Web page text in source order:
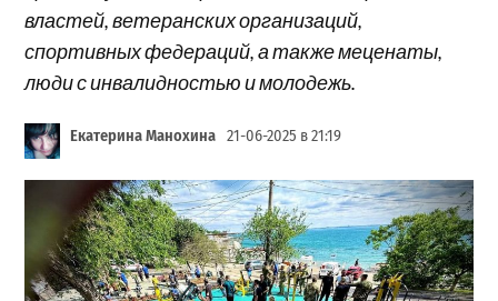
властей, ветеранских организаций,
спортивных федераций, а также меценаты,
люди с инвалидностью и молодежь.
Екатерина Манохина 21-06-2025 в 21:19